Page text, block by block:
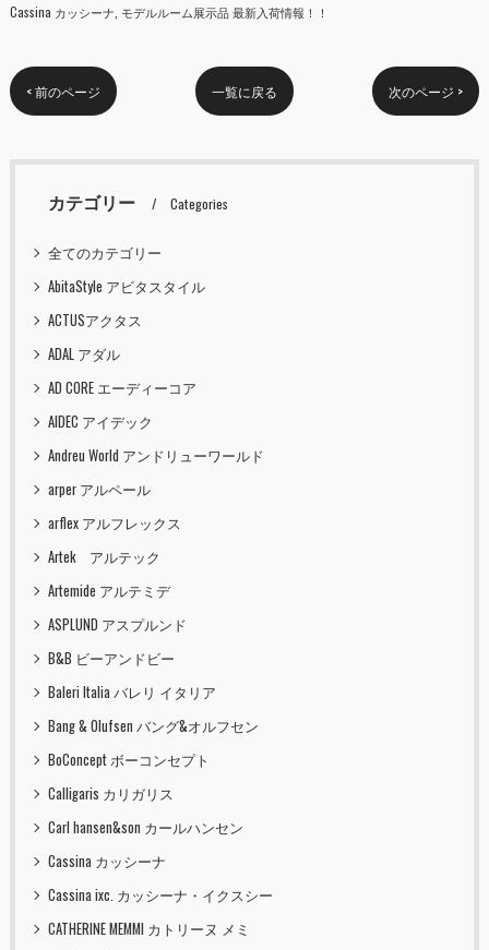
Cassina カッシーナ モデルルーム展示品 最新入荷情報！！
< 前のページ 一覧に戻る 次のページ >
カテゴリー Categories
全てのカテゴリー
AbitaStyle アビタスタイル
ACTUSアクタス
ADAL アダル
AD CORE エーディーコア
AIDEC アイデック
Andreu World アンドリューワールド
arper アルペール
arflex アルフレックス
Artek アルテック
Artemide アルテミデ
ASPLUND アスプルンド
B&B ビーアンドビー
Baleri Italia バレリ イタリア
Bang & Olufsen バング&オルフセン
BoConcept ボーコンセプト
Calligaris カリガリス
Carl hansen&son カールハンセン
Cassina カッシーナ
Cassina ixc. カッシーナ・イクスシー
CATHERINE MEMMI カトリーヌ メミ